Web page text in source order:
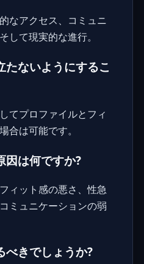
なアクセス、コミュニ
して現実的な進行。
たないようにするこ
てプロファイルとフィ
合は可能です。
因は何ですか?
ィット感の悪さ、性急
ミュニケーションの弱
べきでしょうか?